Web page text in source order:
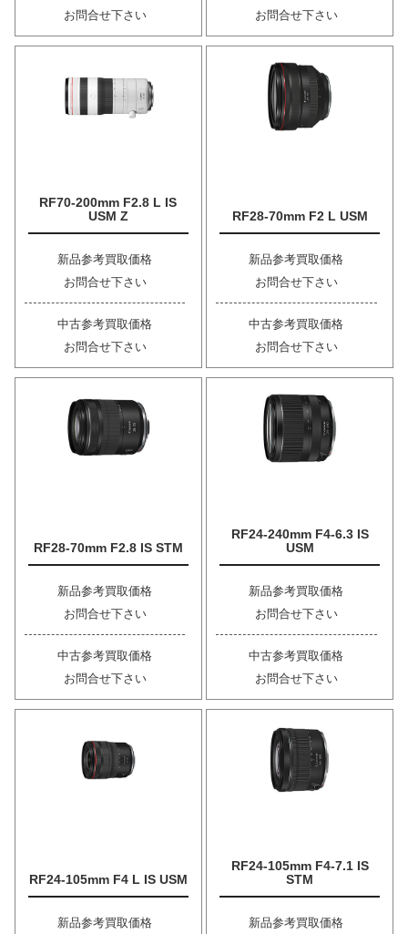
お問合せ下さい
お問合せ下さい
RF70-200mm F2.8 L IS
USM Z
新品参考買取価格
お問合せ下さい
中古参考買取価格
お問合せ下さい
RF28-70mm F2 L USM
新品参考買取価格
お問合せ下さい
中古参考買取価格
お問合せ下さい
RF28-70mm F2.8 IS STM
新品参考買取価格
お問合せ下さい
中古参考買取価格
お問合せ下さい
RF24-240mm F4-6.3 IS
USM
新品参考買取価格
お問合せ下さい
中古参考買取価格
お問合せ下さい
RF24-105mm F4 L IS USM
新品参考買取価格
RF24-105mm F4-7.1 IS
STM
新品参考買取価格